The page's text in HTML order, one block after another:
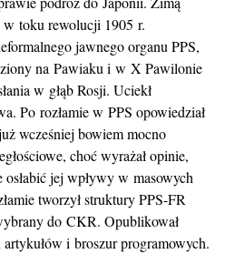
w toku rewolucji 1905 r.
jawnego organu PPS,
na Pawiaku i w X Pawilonie
w głąb Rosji. Uciekł
Po rozłamie w PPS opowiedział
wcześniej bowiem mocno
choć wyrażał opinie,
jej wpływy w masowych
tworzył struktury PPS-FR
do CKR. Opublikował
i broszur programowych.